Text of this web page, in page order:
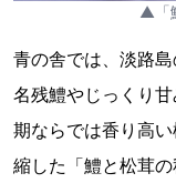
▲「
青の舎では、淡路
名残鱧やじっくり
期ならでは香り高
縮した「鱧と松茸